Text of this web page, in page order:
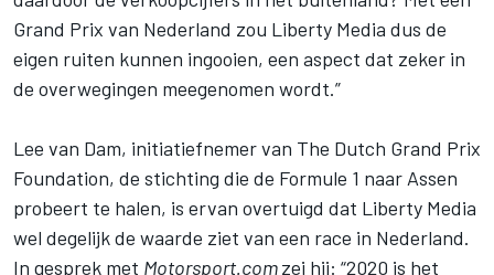
Grand Prix van Nederland zou Liberty Media dus de
eigen ruiten kunnen ingooien, een aspect dat zeker in
de overwegingen meegenomen wordt.”
Lee van Dam, initiatiefnemer van The Dutch Grand Prix
Foundation, de stichting die de Formule 1 naar Assen
probeert te halen, is ervan overtuigd dat Liberty Media
wel degelijk de waarde ziet van een race in Nederland.
In gesprek met Motorsport.comzei hij: “2020 is het